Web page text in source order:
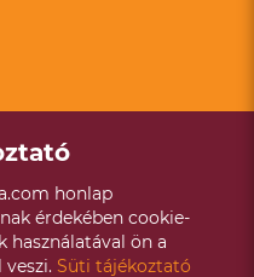
RENDSZER
honlap
érdekében cookie-
használatával ön a
Süti tájékoztató